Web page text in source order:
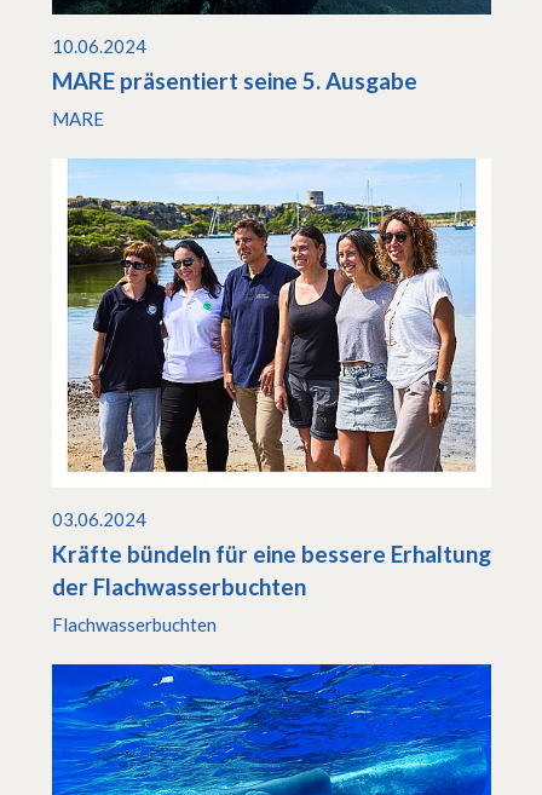
10.06.2024
MARE präsentiert seine 5. Ausgabe
MARE
03.06.2024
Kräfte bündeln für eine bessere Erhaltung
der Flachwasserbuchten
Flachwasserbuchten